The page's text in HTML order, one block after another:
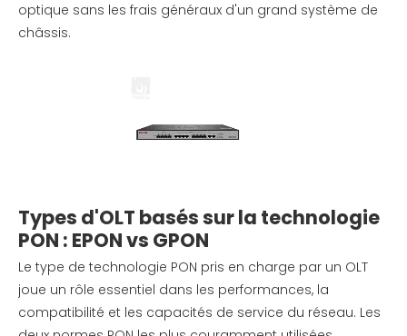
optique sans les frais généraux d'un grand système de
châssis.
Types d'OLT basés sur la technologie
PON : EPON vs GPON
Le type de technologie PON pris en charge par un OLT
joue un rôle essentiel dans les performances, la
compatibilité et les capacités de service du réseau. Les